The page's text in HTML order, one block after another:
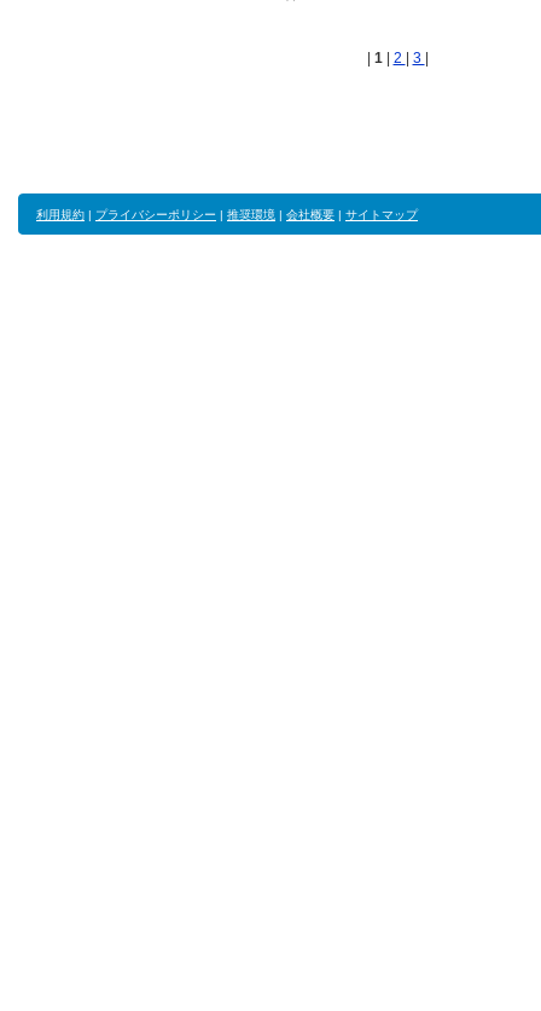
1 2 3
利用規約 | プライバシーポリシー | 推奨環境 | 会社概要 | サイトマップ